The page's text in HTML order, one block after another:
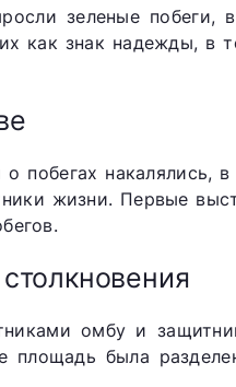
зеленые побеги,
как знак надежды, в
побегах накалялись,
жизни. Первые
омбу и
площадь была